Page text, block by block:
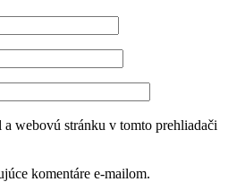
webovú stránku v tomto prehliadači
komentáre e-mailom.